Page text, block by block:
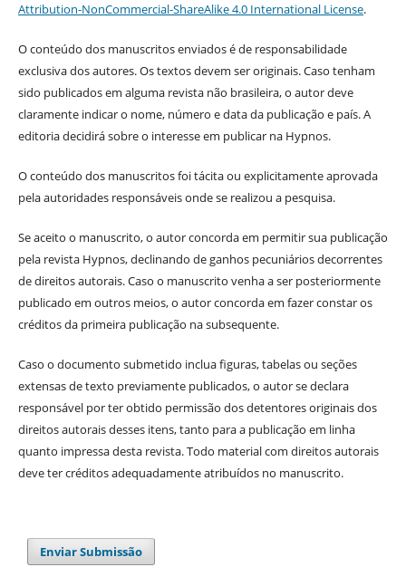
Attribution-NonCommercial-ShareAlike 4.0 International License.
O conteúdo dos manuscritos enviados é de responsabilidade
exclusiva dos autores. Os textos devem ser originais. Caso tenham
sido publicados em alguma revista não brasileira, o autor deve
claramente indicar o nome, número e data da publicação e país. A
editoria decidirá sobre o interesse em publicar na Hypnos.
O conteúdo dos manuscritos foi tácita ou explicitamente aprovada
pela autoridades responsáveis onde se realizou a pesquisa.
Se aceito o manuscrito, o autor concorda em permitir sua publicação
pela revista Hypnos, declinando de ganhos pecuniários decorrentes
de direitos autorais. Caso o manuscrito venha a ser posteriormente
publicado em outros meios, o autor concorda em fazer constar os
créditos da primeira publicação na subsequente.
Caso o documento submetido inclua figuras, tabelas ou seções
extensas de texto previamente publicados, o autor se declara
responsável por ter obtido permissão dos detentores originais dos
direitos autorais desses itens, tanto para a publicação em linha
quanto impressa desta revista. Todo material com direitos autorais
deve ter créditos adequadamente atribuídos no manuscrito.
Enviar Submissão